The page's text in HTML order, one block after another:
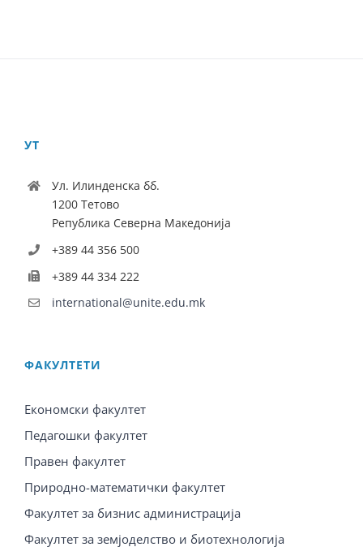
УТ
Ул. Илинденска бб.
1200 Тетово
Република Северна Македонија
+389 44 356 500
+389 44 334 222
international@unite.edu.mk
ФАКУЛТЕТИ
Економски факултет
Педагошки факултет
Правен факултет
Природно-математички факултет
Факултет за бизнис администрација
Факултет за земјоделство и биотехнологија